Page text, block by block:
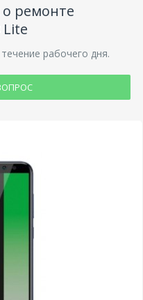
ремонте
Lite
рабочего дня.